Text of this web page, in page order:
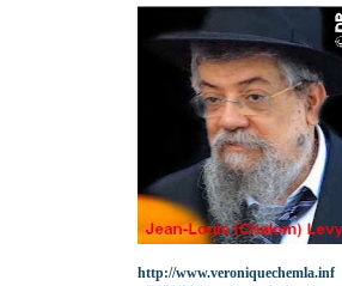
http://www.veroniquechemla.inf